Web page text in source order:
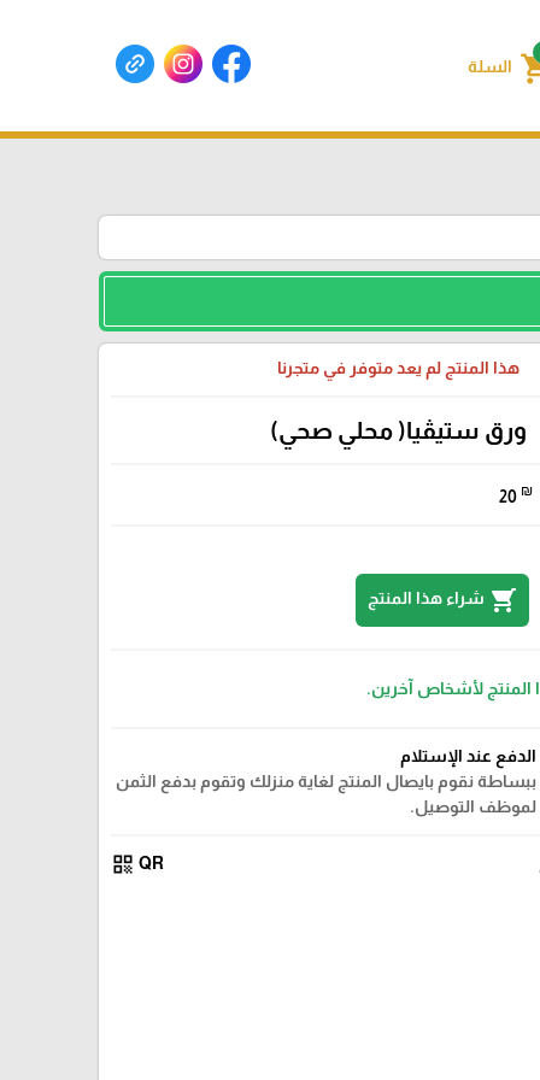
السلة
هذا المنتج لم يعد متوفر في متجرنا
ورق ستيڤيا( محلي صحي)
20 ₪
shopping_cart شراء هذا المنتج
المنتج لأشخاص آخرين.
الدفع عند الإستلام
ببساطة نقوم بايصال المنتج لغاية منزلك وتقوم بدفع الثمن
لموظف التوصيل.
QR
qr_code